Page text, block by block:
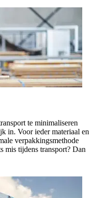
te minimaliseren
in. Voor ieder materiaal en
verpakkingsmethode
mis tijdens transport? Dan